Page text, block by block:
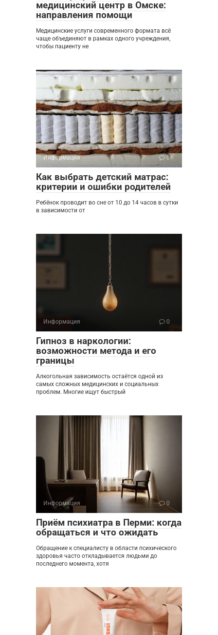
медицинский центр в Омске:
направления помощи
Медицинские услуги современного формата всё
чаще объединяют в рамках одного учреждения,
чтобы пациенту не
Информация 0
Как выбрать детский матрас:
критерии и ошибки родителей
Ребёнок проводит во сне от 10 до 14 часов в сутки
в зависимости от
Информация 0
Гипноз в наркологии:
возможности метода и его
границы
Алкогольная зависимость остаётся одной из
самых сложных медицинских и социальных
проблем. Многие ищут быстрый
Информация 0
Приём психиатра в Перми: когда
обращаться и что ожидать
Обращение к специалисту в области психического
здоровья часто откладывается людьми до
последнего момента, хотя